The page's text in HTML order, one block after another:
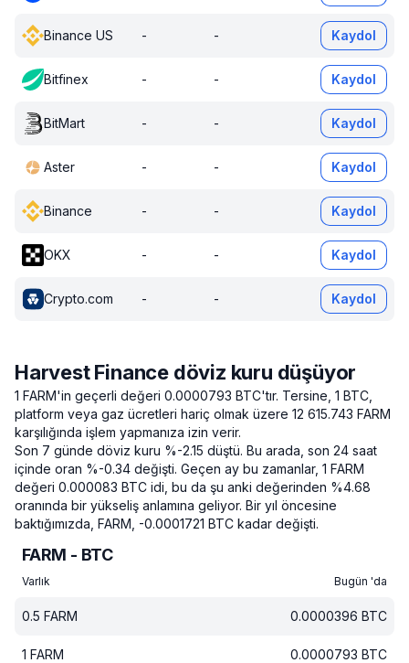
Binance US - - Kaydol
Bitfinex - - Kaydol
BitMart - - Kaydol
Aster - - Kaydol
Binance - - Kaydol
OKX - - Kaydol
Crypto.com - - Kaydol
Harvest Finance döviz kuru düşüyor
1 FARM'in geçerli değeri 0.0000793 BTC'tır. Tersine, 1 BTC,
platform veya gaz ücretleri hariç olmak üzere 12 615.743 FARM
karşılığında işlem yapmanıza izin verir.
Son 7 günde döviz kuru %-2.15 düştü. Bu arada, son 24 saat
içinde oran %-0.34 değişti. Geçen ay bu zamanlar, 1 FARM
değeri 0.000083 BTC idi, bu da şu anki değerinden %4.68
oranında bir yükseliş anlamına geliyor. Bir yıl öncesine
baktığımızda, FARM, -0.0001721 BTC kadar değişti.
FARM - BTC
Varlık Bugün 'da
0.5 FARM 0.0000396 BTC
1 FARM 0.0000793 BTC